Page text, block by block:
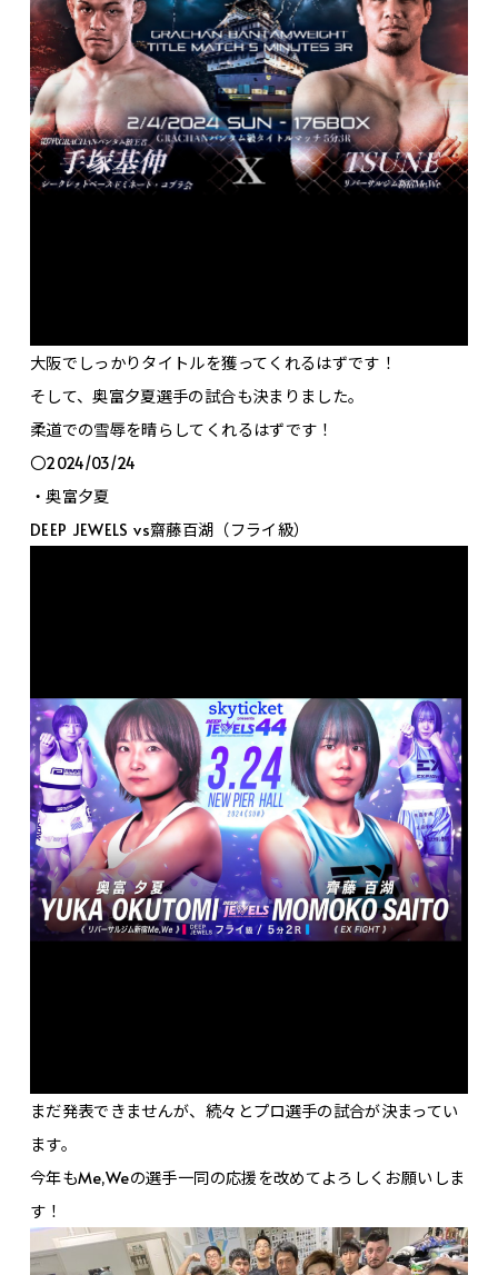
大阪でしっかりタイトルを獲ってくれるはずです！
そして、奥富夕夏選手の試合も決まりました。
柔道での雪辱を晴らしてくれるはずです！
〇2024/03/24
・奥富夕夏
DEEP JEWELS vs齋藤百湖（フライ級）
まだ発表できませんが、続々とプロ選手の試合が決まってい
ます。
今年もMe,Weの選手一同の応援を改めてよろしくお願いしま
す！